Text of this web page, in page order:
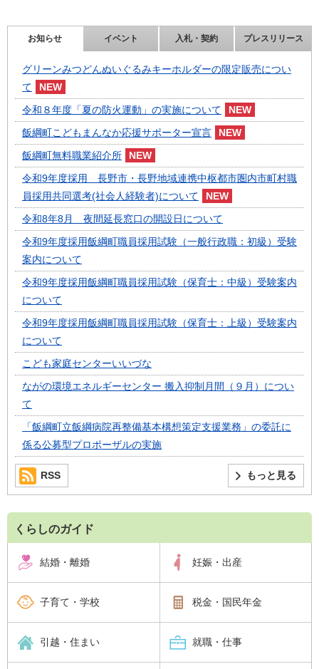
お知らせ イベント 入札・契約 プレスリリース
グリーンみつどんぬいぐるみキーホルダーの限定販売につい
て
令和８年度「夏の防火運動」の実施について
飯綱町こどもまんなか応援サポーター宣言
飯綱町無料職業紹介所
令和9年度採用 長野市・長野地域連携中枢都市圏内市町村職
員採用共同選考(社会人経験者)について
令和8年8月 夜間延長窓口の開設日について
令和9年度採用飯綱町職員採用試験（一般行政職：初級）受験
案内について
令和9年度採用飯綱町職員採用試験（保育士：中級）受験案内
について
令和9年度採用飯綱町職員採用試験（保育士：上級）受験案内
について
こども家庭センターいいづな
ながの環境エネルギーセンター 搬入抑制月間（９月）につい
て
「飯綱町立飯綱病院再整備基本構想策定支援業務」の委託に
係る公募型プロポーザルの実施
もっと見る
RSS
くらしのガイド
結婚・離婚 妊娠・出産
子育て・学校 税金・国民年金
引越・住まい 就職・仕事